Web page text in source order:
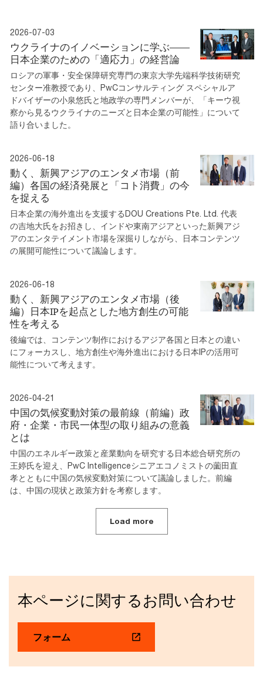
2026-07-03
ウクライナのイノベーションに学ぶ——
日本企業のための「適応力」の経営論
ロシアの軍事・安全保障研究専門の東京大学先端科学技術研究
センター准教授であり、PwCコンサルティング スペシャルア
ドバイザーの小泉悠氏と地政学の専門メンバーが、「キーウ視
察から見るウクライナのニーズと日本企業の可能性」について
語り合いました。
2026-06-18
動く、新興アジアのエンタメ市場（前
編）各国の経済発展と「コト消費」の今
を捉える
日本企業の海外進出を支援するDOU Creations Pte. Ltd. 代表
の吉地大氏をお招きし、インドや東南アジアといった新興アジ
アのエンタテイメント市場を深掘りしながら、日本コンテンツ
の展開可能性について議論します。
2026-06-18
動く、新興アジアのエンタメ市場（後
編）日本IPを起点とした地方創生の可能
性を考える
後編では、コンテンツ制作におけるアジア各国と日本との違い
にフォーカスし、地方創生や海外進出における日本IPの活用可
能性について考えます。
2026-04-21
中国の気候変動対策の最前線（前編）政
府・企業・市民一体型の取り組みの意義
とは
中国のエネルギー政策と産業動向を研究する日本総合研究所の
王婷氏を迎え、PwC Intelligenceシニアエコノミストの薗田直
孝とともに中国の気候変動対策について議論しました。前編
は、中国の現状と政策方針を考察します。
Load more
本ページに関するお問い合わせ
フォーム